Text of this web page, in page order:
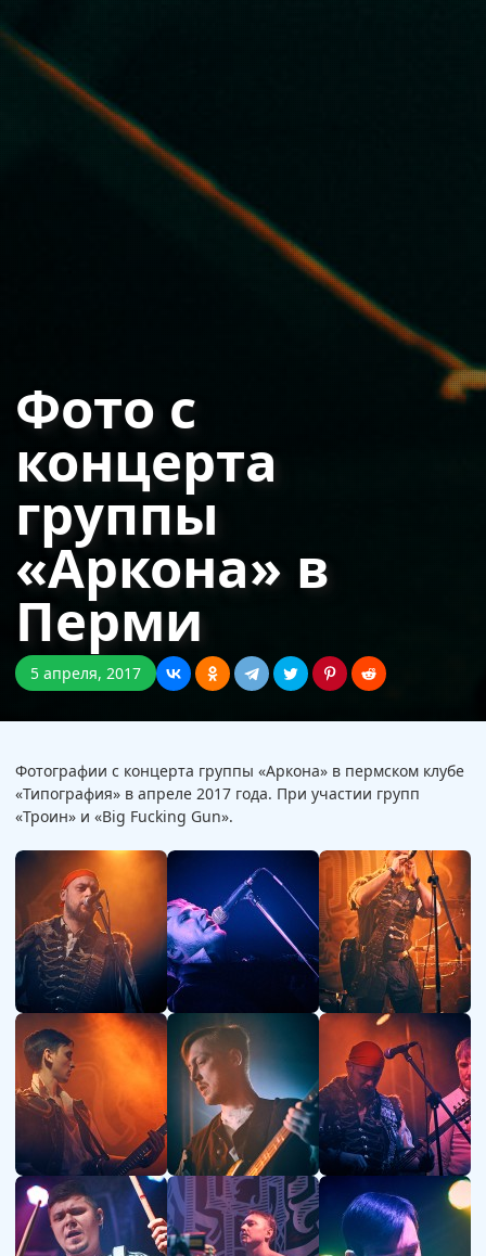
Фото с
концерта
группы
«Аркона» в
Перми
5 апреля, 2017
Фотографии с концерта группы «Аркона» в пермском клубе
«Типография» в апреле 2017 года. При участии групп
«Троин» и «Big Fucking Gun».